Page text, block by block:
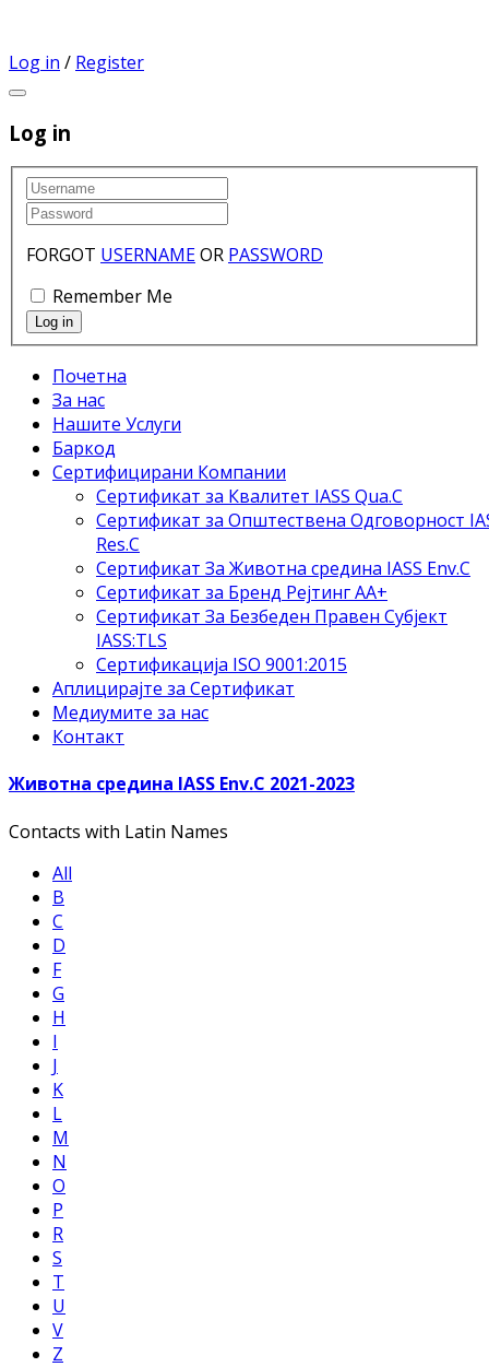
Log in / Register
Log in
FORGOT USERNAMEOR PASSWORD
Remember Me
Почетна
За нас
Нашите Услуги
Баркод
Сертифицирани Компании
Сертификат за Квалитет IASS Qua.C
Сертификат за Општествена Одговорност
Res.C
Сертификат За Животна средина IASS Env.C
Сертификат за Бренд Рејтинг АА+
Сертификат За Безбеден Правен Субјект
IASS:TLS
Сертификација ISO 9001:2015
Аплицирајте за Сертификат
Медиумите за нас
Контакт
Животна средина IASS Env.C 2021-2023
Contacts with Latin Names
All
B
C
D
F
G
H
I
J
K
L
M
N
O
P
R
S
T
U
V
Z